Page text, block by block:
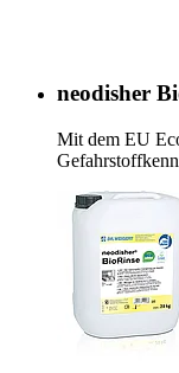
neodisher
Mit dem EU